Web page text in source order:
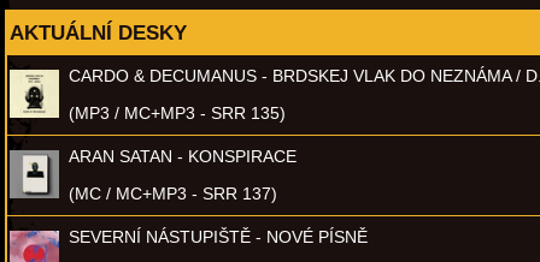
AKTUÁLNÍ DESKY
CARDO & DECUMANUS - BRDSKEJ VLAK DO NEZNÁMA /
(MP3 / MC+MP3 - SRR 135)
ARAN SATAN - KONSPIRACE
(MC / MC+MP3 - SRR 137)
SEVERNÍ NÁSTUPIŠTĚ - NOVÉ PÍSNĚ